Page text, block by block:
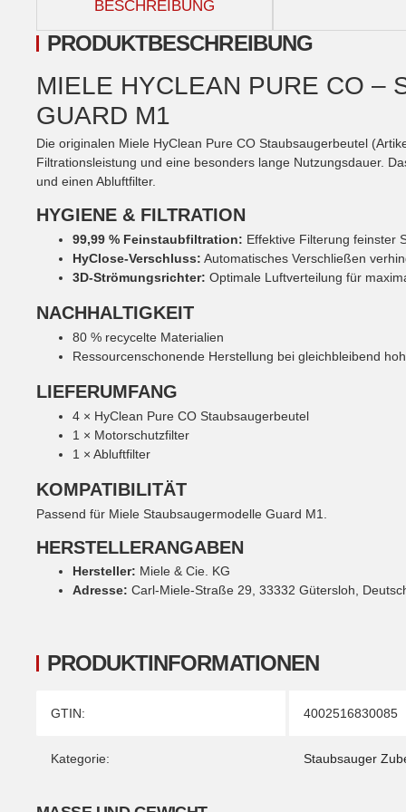
BESCHREIBUNG
PRODUKTINFORMATIONEN
Produkteigenschaft
Wert
GTIN: 4002516830085
Kategorie: Staubsauger
PRODUKTBESCHREIBUNG
MIELE HYCLEAN PURE CO –
GUARD M1
Die originalen Miele HyClean Pure CO Staubsaugerbeutel
Filtrationsleistung und eine besonders lange Nutzungsdauer.
und einen Abluftfilter.
HYGIENE & FILTRATION
99,99 % Feinstaubfiltration: Effektive Filterung feinster
HyClose-Verschluss: Automatisches Verschließen
3D-Strömungsrichter: Optimale Luftverteilung für
NACHHALTIGKEIT
80 % recycelte Materialien
Ressourcenschonende Herstellung bei gleichbleibend
LIEFERUMFANG
4 × HyClean Pure CO Staubsaugerbeutel
1 × Motorschutzfilter
1 × Abluftfilter
KOMPATIBILITÄT
Passend für Miele Staubsaugermodelle Guard M1.
HERSTELLERANGABEN
Hersteller: Miele & Cie. KG
Adresse: Carl-Miele-Straße 29, 33332 Gütersloh,